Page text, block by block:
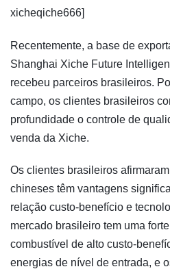
xicheqiche666]
Recentemente, a base de
Shanghai Xiche Future
recebeu parceiros brasileiros.
campo, os clientes brasileiros
profundidade o controle de
venda da Xiche.
Os clientes brasileiros
chineses têm vantagens
relação custo-benefício e
mercado brasileiro tem uma
combustível de alto custo-
energias de nível de entrada, e